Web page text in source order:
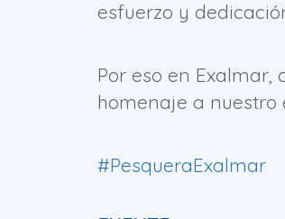
esfuerzo y
Por eso en Exalmar,
homenaje a nuestro
#PesqueraExalmar